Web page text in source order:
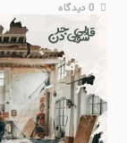
0 دیدگاه